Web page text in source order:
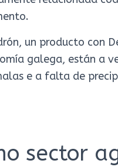
un producto con
galega, están a
e a falta de
sector